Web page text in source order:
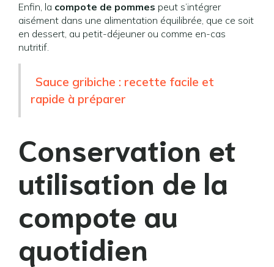
Enfin, la compote de pommes peut s’intégrer
aisément dans une alimentation équilibrée, que ce soit
en dessert, au petit-déjeuner ou comme en-cas
nutritif.
Sauce gribiche : recette facile et
rapide à préparer
Conservation et
utilisation de la
compote au
quotidien